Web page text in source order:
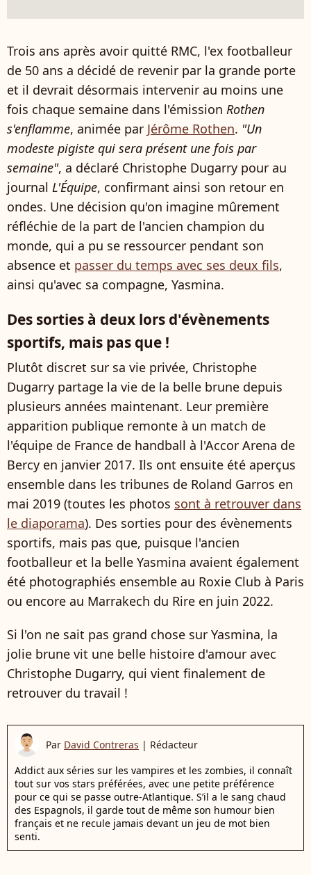
Trois ans après avoir quitté RMC, l'ex footballeur
de 50 ans a décidé de revenir par la grande porte
et il devrait désormais intervenir au moins une
fois chaque semaine dans l'émission Rothen
s'enflamme, animée par Jérôme Rothen. "Un
modeste pigiste qui sera présent une fois par
semaine", a déclaré Christophe Dugarry pour au
journal L'Équipe, confirmant ainsi son retour en
ondes. Une décision qu'on imagine mûrement
réfléchie de la part de l'ancien champion du
monde, qui a pu se ressourcer pendant son
absence et passer du temps avec ses deux fils,
ainsi qu'avec sa compagne, Yasmina.
Des sorties à deux lors d'évènements
sportifs, mais pas que !
Plutôt discret sur sa vie privée, Christophe
Dugarry partage la vie de la belle brune depuis
plusieurs années maintenant. Leur première
apparition publique remonte à un match de
l'équipe de France de handball à l'Accor Arena de
Bercy en janvier 2017. Ils ont ensuite été aperçus
ensemble dans les tribunes de Roland Garros en
mai 2019 (toutes les photos sont à retrouver dans
le diaporama). Des sorties pour des évènements
sportifs, mais pas que, puisque l'ancien
footballeur et la belle Yasmina avaient également
été photographiés ensemble au Roxie Club à Paris
ou encore au Marrakech du Rire en juin 2022.
Si l'on ne sait pas grand chose sur Yasmina, la
jolie brune vit une belle histoire d'amour avec
Christophe Dugarry, qui vient finalement de
retrouver du travail !
Par David Contreras | Rédacteur
Addict aux séries sur les vampires et les zombies, il connaît
tout sur vos stars préférées, avec une petite préférence
pour ce qui se passe outre-Atlantique. S’il a le sang chaud
des Espagnols, il garde tout de même son humour bien
français et ne recule jamais devant un jeu de mot bien
senti.